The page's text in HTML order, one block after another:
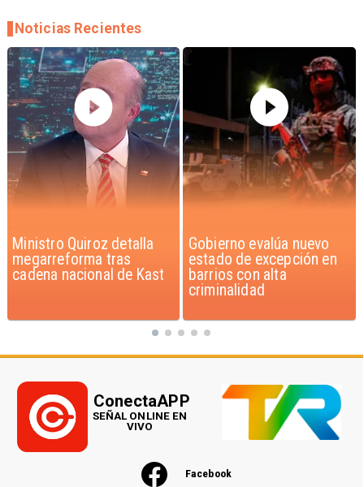
Gobierno evalúa nuevo
estado de excepción en
barrios con alta
Chile pionero en
Latinoamérica en
fortificar leche y harina
con Vitamina D
Noticias Recientes
Facebook
ConectaAPP
SEÑAL ONLINE EN
VIVO